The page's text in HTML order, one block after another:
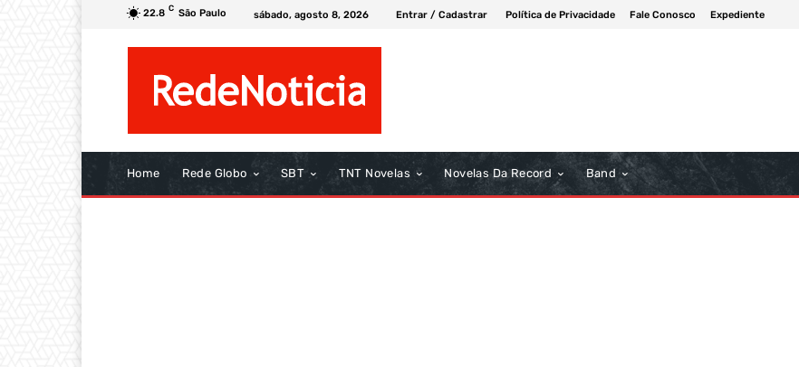
22.8 C São Paulo sábado, agosto 8, 2026 Entrar / Cadastrar Política de Privacidade Fale Conosco Expediente
Home Rede Globo SBT TNT Novelas Novelas Da Record Band